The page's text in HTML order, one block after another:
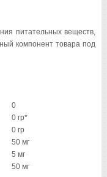
питательных веществ,
компонент товара под
0
0 гр*
0 гр
50 мг
5 мг
50 мг